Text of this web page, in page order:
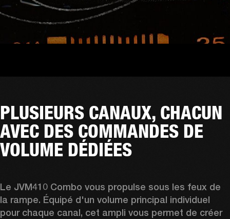
PLUSIEURS CANAUX, CHACUN
AVEC DES COMMANDES DE
VOLUME DÉDIÉES
Le JVM410 Combo vous propulse sous les feux de
la rampe. Équipé d'un volume principal individuel
pour chaque canal, cet ampli vous permet de créer